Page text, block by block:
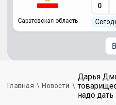
Саратовская область
0
Главная Новости
Дарья
надо